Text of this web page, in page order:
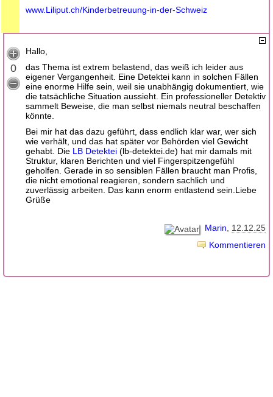
www.Liliput.ch/Kinderbetreuung-in-der-Schweiz
0
Hallo,
das Thema ist extrem belastend, das weiß ich leider aus
eigener Vergangenheit. Eine Detektei kann in solchen Fällen
eine enorme Hilfe sein, weil sie unabhängig dokumentiert, wie
die tatsächliche Situation aussieht. Ein professioneller Detektiv
sammelt Beweise, die man selbst niemals neutral beschaffen
könnte.
Bei mir hat das dazu geführt, dass endlich klar war, wer sich
wie verhält, und das hat später vor Behörden viel Gewicht
gehabt. Die LB Detektei (lb-detektei.de) hat mir damals mit
Struktur, klaren Berichten und viel Fingerspitzengefühl
geholfen. Gerade in so sensiblen Fällen braucht man Profis,
die nicht emotional reagieren, sondern sachlich und
zuverlässig arbeiten. Das kann enorm entlastend sein.Liebe
Grüße
Marin
12.12.25
Kommentieren